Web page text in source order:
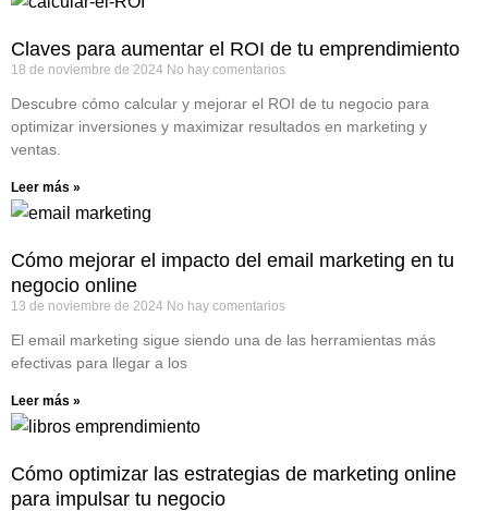
Claves para aumentar el ROI de tu emprendimiento
18 de noviembre de 2024 No hay comentarios
Descubre cómo calcular y mejorar el ROI de tu negocio para
optimizar inversiones y maximizar resultados en marketing y
ventas.
Leer más »
Cómo mejorar el impacto del email marketing en tu
negocio online
13 de noviembre de 2024 No hay comentarios
El email marketing sigue siendo una de las herramientas más
efectivas para llegar a los
Leer más »
Cómo optimizar las estrategias de marketing online
para impulsar tu negocio